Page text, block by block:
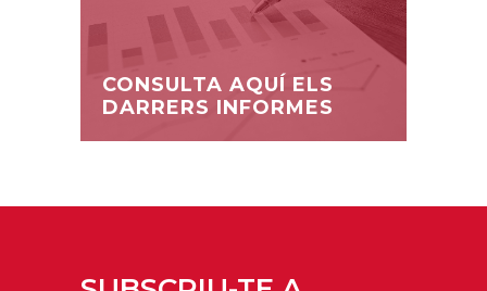
CONSULTA AQUÍ ELS
DARRERS INFORMES